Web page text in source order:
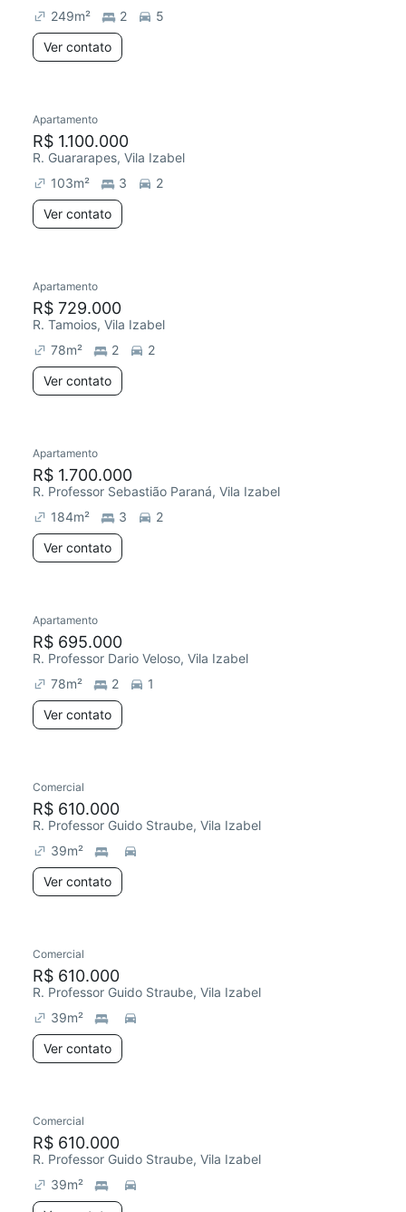
249m² 2
5
Ver contato
Redecorar
Apartamento
R$ 1.100.000
R. Guararapes, Vila Izabel
103m² 3
2
Ver contato
Redecorar
Apartamento
R$ 729.000
R. Tamoios, Vila Izabel
78m² 2
2
Ver contato
Apartamento
R$ 1.700.000
R. Professor Sebastião Paraná, Vila Izabel
184m² 3
2
Ver contato
Apartamento
R$ 695.000
R. Professor Dario Veloso, Vila Izabel
78m² 2
1
Ver contato
Comercial
R$ 610.000
R. Professor Guido Straube, Vila Izabel
39m²
Ver contato
Comercial
R$ 610.000
R. Professor Guido Straube, Vila Izabel
39m²
Ver contato
Comercial
R$ 610.000
R. Professor Guido Straube, Vila Izabel
39m²